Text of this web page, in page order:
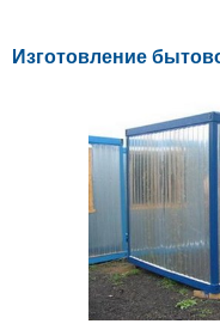
Изготовление